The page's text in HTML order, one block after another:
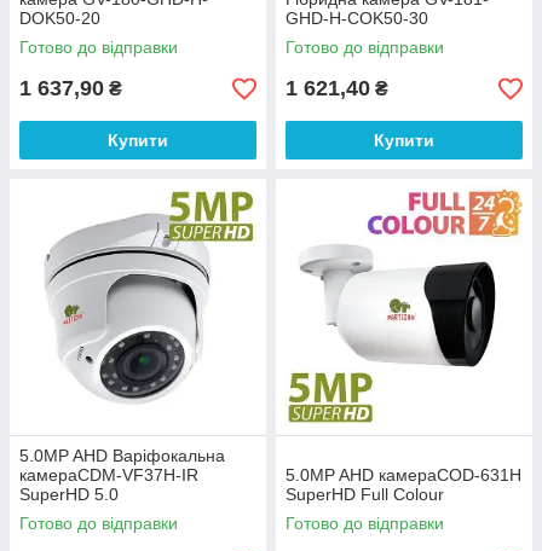
DOK50-20
Готово до відправки
1 637,90 ₴
Купити
GHD-H-СOK50-30
Готово до відправки
1 621,40 ₴
Купити
5.0MP AHD Варіфокальна
камераCDM-VF37H-IR
SuperHD 5.0
Готово до відправки
5.0MP AHD камераCOD-631H
SuperHD Full Colour
Готово до відправки